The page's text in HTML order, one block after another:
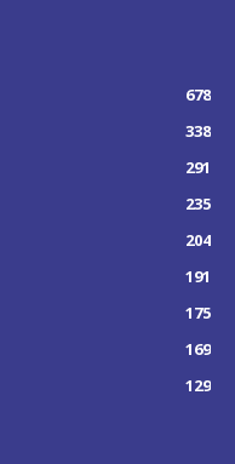
678
338
291
235
204
191
175
169
129